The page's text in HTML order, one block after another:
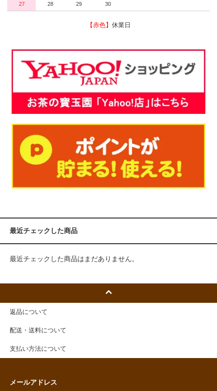
27 28 29 30
【赤色】 休業日
最近チェックした商品
最近チェックした商品はまだありません。
返品について
配送・送料について
支払い方法について
メールアドレス